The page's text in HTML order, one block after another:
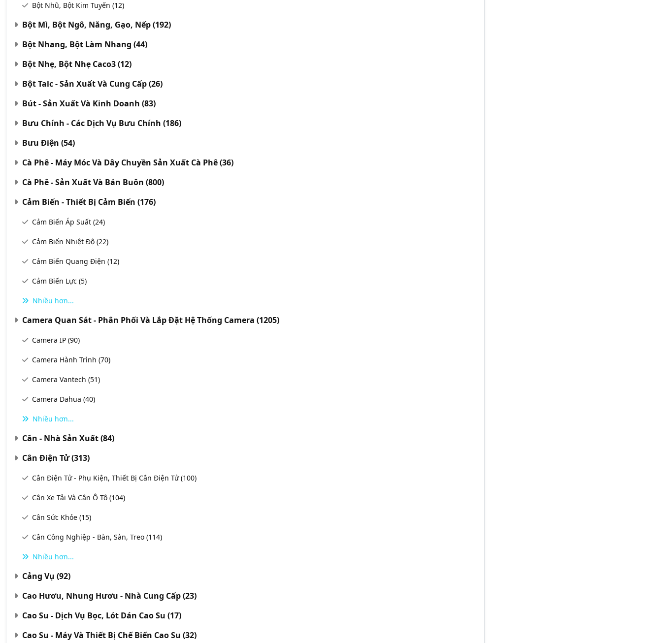
Bột Nhũ, Bột Kim Tuyến (12)
Bột Mì, Bột Ngô, Năng, Gạo, Nếp(192)
Bột Nhang, Bột Làm Nhang (44)
Bột Nhẹ, Bột Nhẹ Caco3(12)
Bột Talc - Sản Xuất Và Cung Cấp(26)
Bút - Sản Xuất Và Kinh Doanh (83)
Bưu Chính - Các Dịch Vụ Bưu Chính (186)
Bưu Điện (54)
Cà Phê - Máy Móc Và Dây Chuyền Sản Xuất Cà Phê(36)
Cà Phê - Sản Xuất Và Bán Buôn (800)
Cảm Biến - Thiết Bị Cảm Biến (176)
Cảm Biến Áp Suất (24)
Cảm Biến Nhiệt Độ (22)
Cảm Biến Quang Điện (12)
Cảm Biến Lực (5)
Nhiều hơn...
Camera Quan Sát - Phân Phối Và Lắp Đặt Hệ Thống Camera (1205)
Camera IP (90)
Camera Hành Trình (70)
Camera Vantech (51)
Camera Dahua (40)
Nhiều hơn...
Cân - Nhà Sản Xuất(84)
Cân Điện Tử(313)
Cân Điện Tử - Phụ Kiện, Thiết Bị Cân Điện Tử(100)
Cân Xe Tải Và Cân Ô Tô (104)
Cân Sức Khỏe (15)
Cân Công Nghiệp - Bàn, Sàn, Treo (114)
Nhiều hơn...
Cảng Vụ (92)
Cao Hươu, Nhung Hươu - Nhà Cung Cấp(23)
Cao Su - Dịch Vụ Bọc, Lót Dán Cao Su (17)
Cao Su - Máy Và Thiết Bị Chế Biến Cao Su (32)